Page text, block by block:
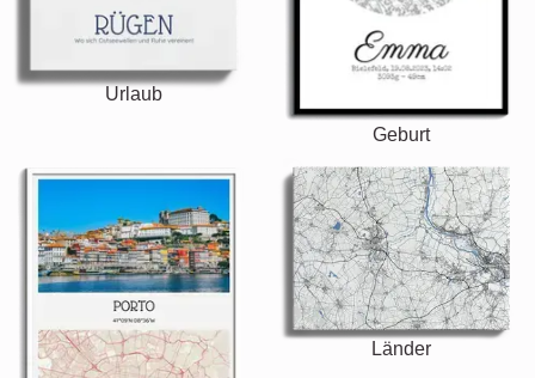
Urlaub
Geburt
Länder